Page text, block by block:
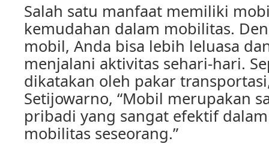
Salah satu manfaat memiliki
kemudahan dalam mobilitas.
mobil, Anda bisa lebih leluasa
menjalani aktivitas sehari-hari.
dikatakan oleh pakar
Setijowarno, “Mobil merupakan
pribadi yang sangat efektif
mobilitas seseorang.”